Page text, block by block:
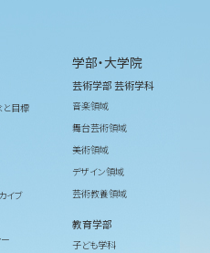
目標
イブ
学部・大学院
芸術学部 芸術学科
音楽領域
舞台芸術領域
美術領域
デザイン領域
芸術教養領域
教育学部
子ども学科